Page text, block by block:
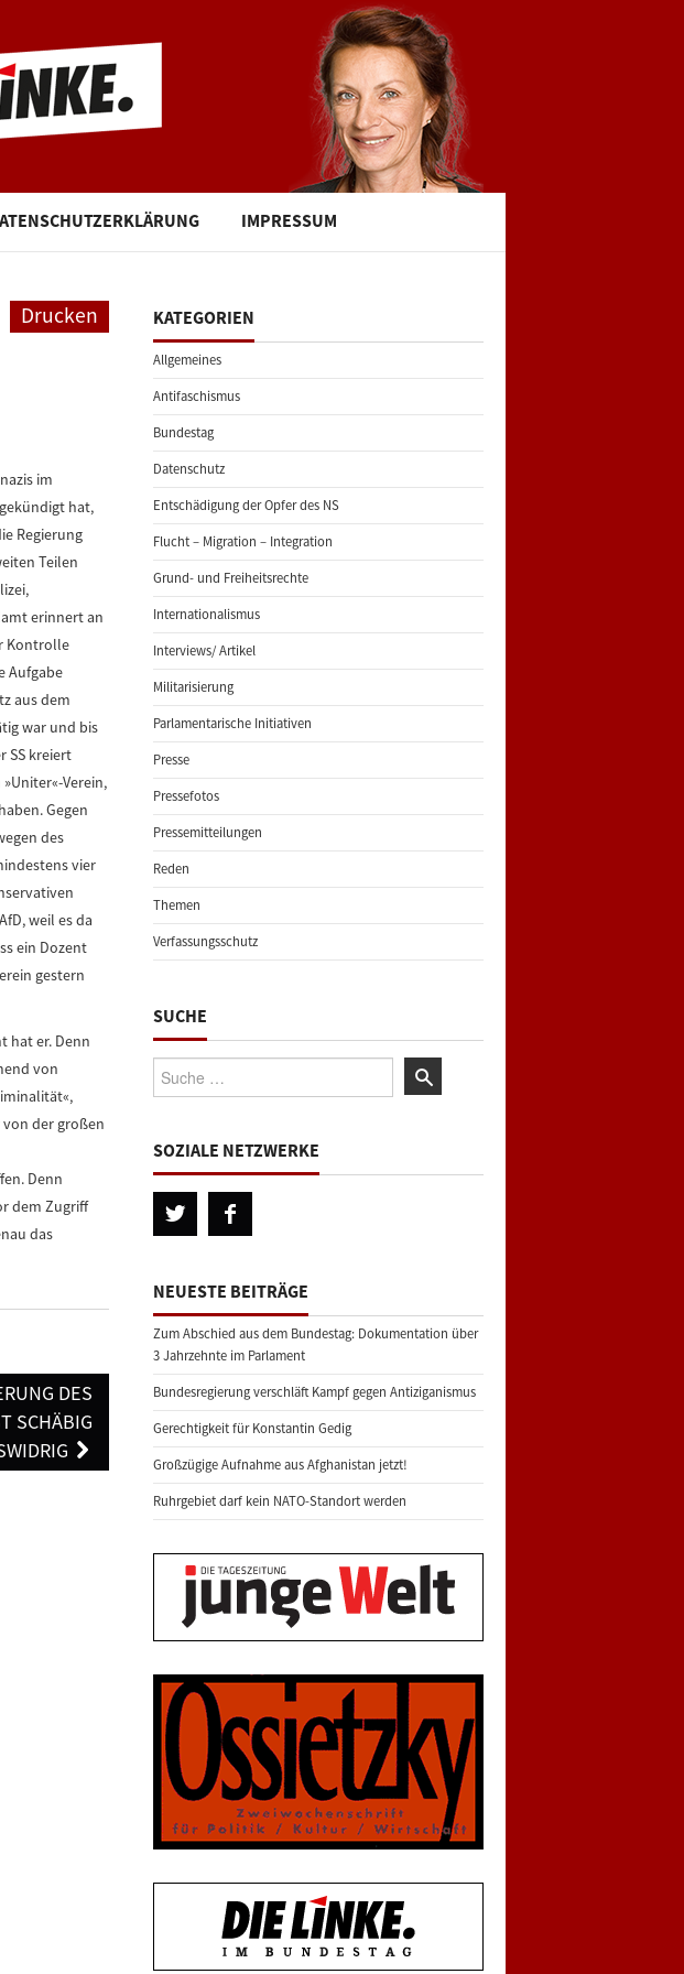
IMPRESSUM
Drucken
im
hat,
Regierung
Teilen
erinnert an
Kontrolle
Aufgabe
aus dem
war und bis
SS kreiert
Verein,
Gegen
des
vier
weil es da
ein Dozent
gestern
hat er. Denn
von
von der großen
Denn
dem Zugriff
das
DES
SCHÄBIG
KATEGORIEN
Allgemeines
Antifaschismus
Bundestag
Datenschutz
Entschädigung der Opfer des NS
Flucht – Migration – Integration
Grund- und Freiheitsrechte
Internationalismus
Interviews/ Artikel
Militarisierung
Parlamentarische Initiativen
Presse
Pressefotos
Pressemitteilungen
Reden
Themen
Verfassungsschutz
SUCHE
Suche:
SOZIALE NETZWERKE
NEUESTE BEITRÄGE
Zum Abschied aus dem Bundestag: Dokumentation über
3 Jahrzehnte im Parlament
Bundesregierung verschläft Kampf gegen Antiziganismus
Gerechtigkeit für Konstantin Gedig
Großzügige Aufnahme aus Afghanistan jetzt!
Ruhrgebiet darf kein NATO-Standort werden